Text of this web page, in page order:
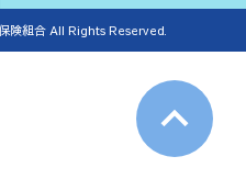
険組合 All Rights Reserved.